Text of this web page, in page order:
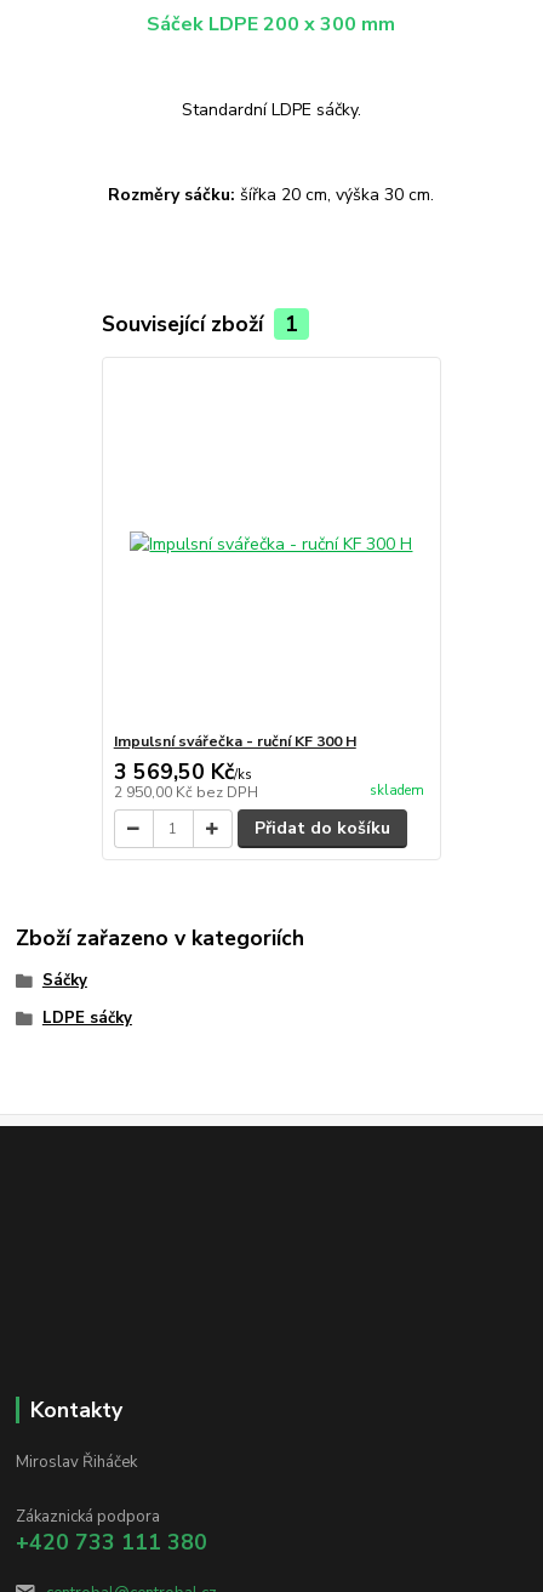
Sáček LDPE 200 x 300 mm
Standardní LDPE sáčky.
Rozměry sáčku: šířka 20 cm, výška 30 cm.
Související zboží 1
Impulsní svářečka - ruční KF 300 H
3 569,50 Kč/ks
2 950,00 Kč bez DPH skladem
Přidat do košíku
Zboží zařazeno v kategoriích
Sáčky
LDPE sáčky
Kontakty
Miroslav Řiháček
Zákaznická podpora
+420 733 111 380